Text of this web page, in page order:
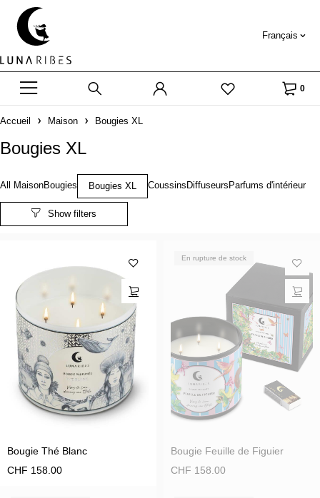
Français
0
Accueil Maison Bougies XL
Bougies XL
All MaisonBougies Bougies XL Coussins Diffuseurs Parfums d'intérieur
Bougie Thé Blanc
CHF 158.00
En rupture de stock
Bougie Feuille de Figuier
CHF 158.00